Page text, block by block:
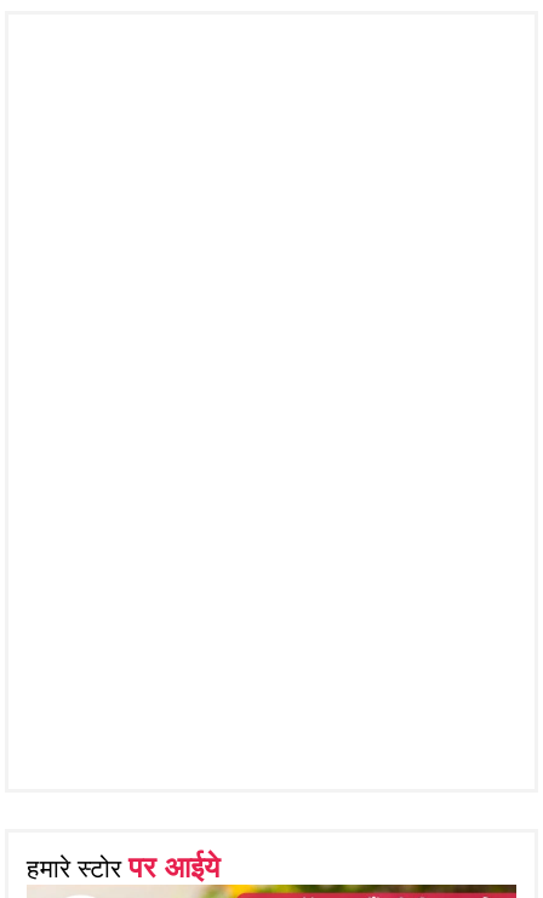
हमारे स्टोरपर आईये